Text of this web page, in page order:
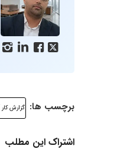
   
برچسب ها: گزارش
اشتراک این مطلب